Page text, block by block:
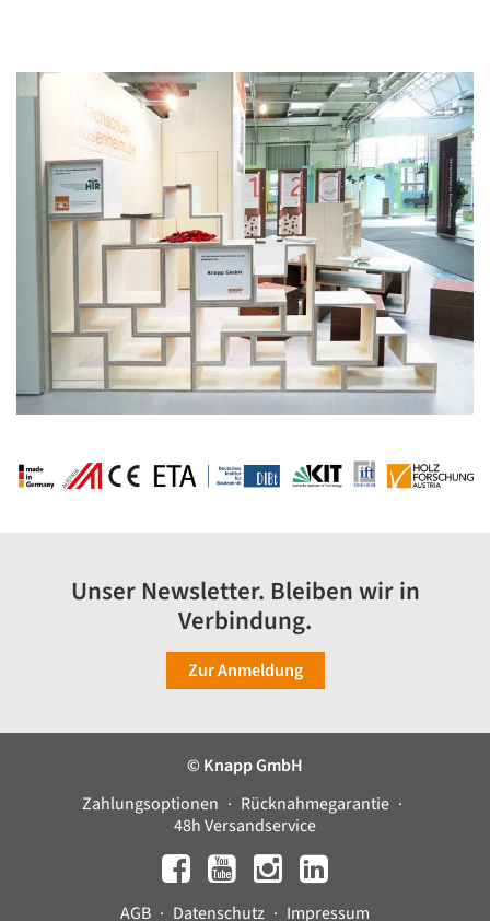
Unser Newsletter. Bleiben wir in
Verbindung.
Zur Anmeldung
© Knapp GmbH
Zahlungsoptionen
Rücknahmegarantie
48h Versandservice
AGB Datenschutz Impressum